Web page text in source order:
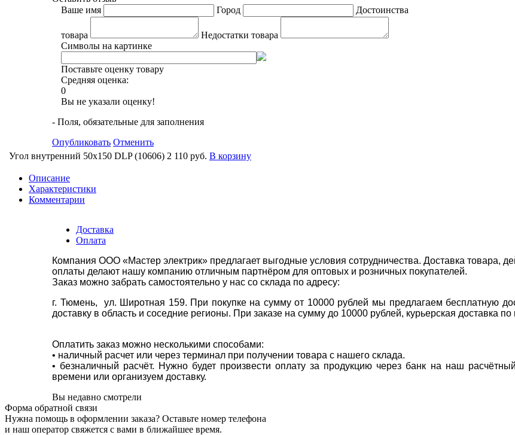
Ваше имя
Город Достоинства
товара
Недостатки товара
Символы на картинке
Поставьте оценку товару
Средняя оценка:
0
Вы не указали оценку!
- Поля, обязательные для заполнения
Опубликовать Отменить
Угол внутренний 50х150 DLP (10606) 2 110 руб. В корзину
Описание
Характеристики
Комментарии
Доставка
Оплата
Компания ООО «Мастер электрик» предлагает выгодные условия сотрудничества. Доставка товара,
оплаты делают нашу компанию отличным партнёром для оптовых и розничных покупателей.
Заказ можно забрать самостоятельно у нас со склада по адресу:
г. Тюмень, ул. Широтная 159. При покупке на сумму от 10000 рублей мы предлагаем бесплатную
доставку в область и соседние регионы. При заказе на сумму до 10000 рублей, курьерская доставка
Оплатить заказ можно несколькими способами:
• наличный расчет или через терминал при получении товара с нашего склада.
• безналичный расчёт. Нужно будет произвести оплату за продукцию через банк на наш
времени или организуем доставку.
Вы недавно смотрели
Форма обратной связи
Нужна помощь в оформлении заказа? Оставьте номер телефона
и наш оператор свяжется с вами в ближайшее время.